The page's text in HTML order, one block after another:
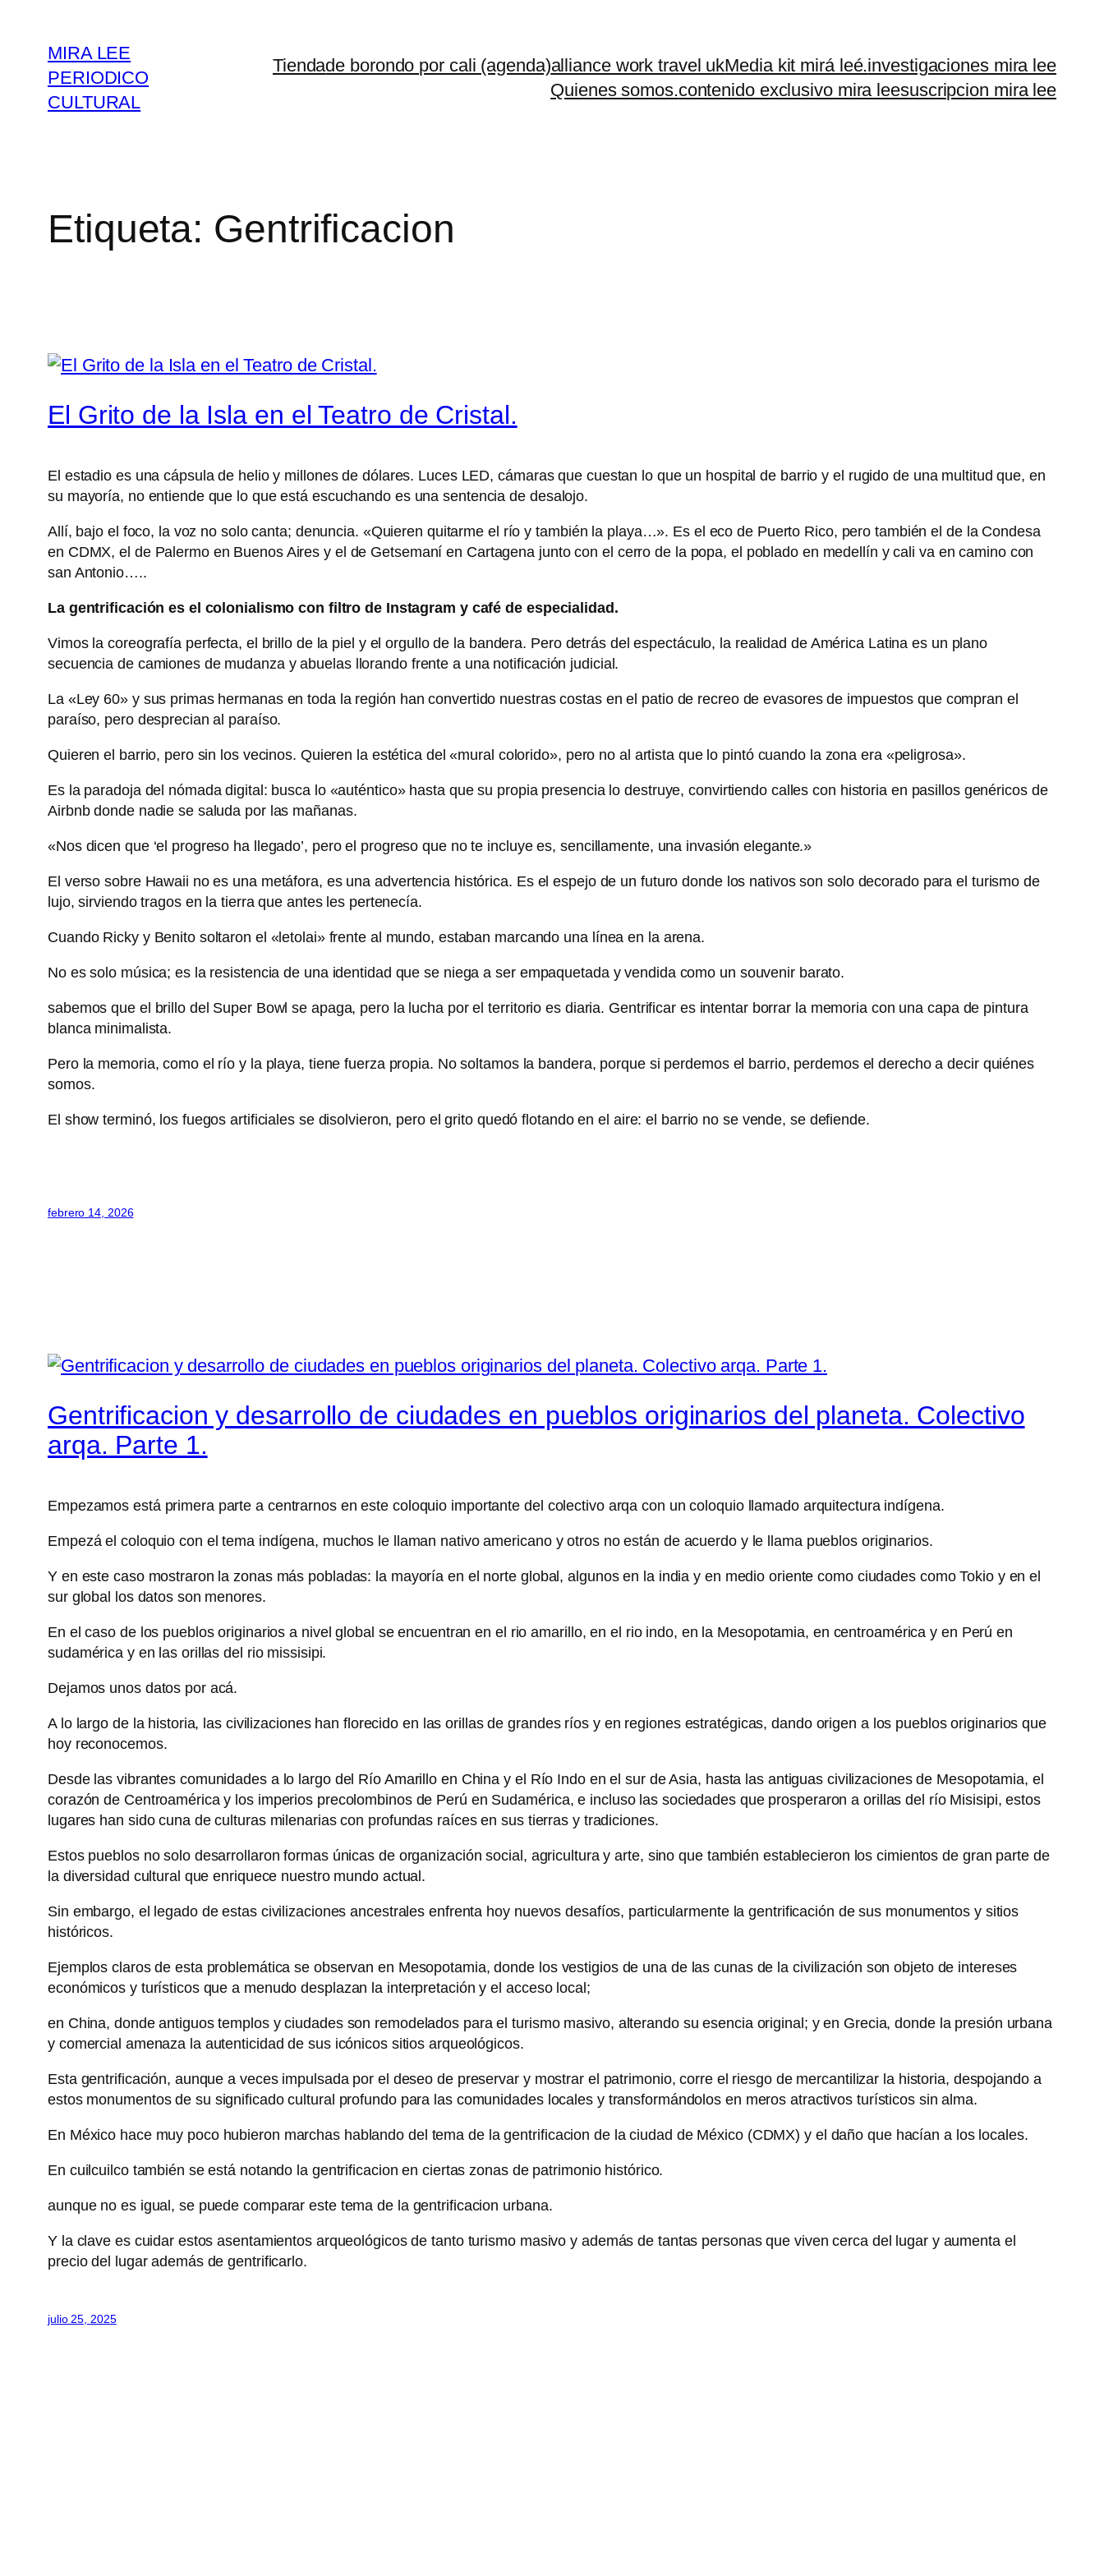
contenido
MIRA LEE
PERIODICO
CULTURAL
Tiendade borondo por cali (agenda)alliance work travel ukMedia kit mirá leé.investigaciones mira lee
Quienes somos.contenido exclusivo mira leesuscripcion mira lee
Etiqueta: Gentrificacion
El Grito de la Isla en el Teatro de Cristal.
El estadio es una cápsula de helio y millones de dólares. Luces LED, cámaras que cuestan lo que un hospital de barrio y el rugido de una multitud que, en
su mayoría, no entiende que lo que está escuchando es una sentencia de desalojo.
Allí, bajo el foco, la voz no solo canta; denuncia. «Quieren quitarme el río y también la playa…». Es el eco de Puerto Rico, pero también el de la Condesa
en CDMX, el de Palermo en Buenos Aires y el de Getsemaní en Cartagena junto con el cerro de la popa, el poblado en medellín y cali va en camino con
san Antonio…..
La gentrificación es el colonialismo con filtro de Instagram y café de especialidad.
Vimos la coreografía perfecta, el brillo de la piel y el orgullo de la bandera. Pero detrás del espectáculo, la realidad de América Latina es un plano
secuencia de camiones de mudanza y abuelas llorando frente a una notificación judicial.
La «Ley 60» y sus primas hermanas en toda la región han convertido nuestras costas en el patio de recreo de evasores de impuestos que compran el
paraíso, pero desprecian al paraíso.
Quieren el barrio, pero sin los vecinos. Quieren la estética del «mural colorido», pero no al artista que lo pintó cuando la zona era «peligrosa».
Es la paradoja del nómada digital: busca lo «auténtico» hasta que su propia presencia lo destruye, convirtiendo calles con historia en pasillos genéricos de
Airbnb donde nadie se saluda por las mañanas.
«Nos dicen que ‘el progreso ha llegado’, pero el progreso que no te incluye es, sencillamente, una invasión elegante.»
El verso sobre Hawaii no es una metáfora, es una advertencia histórica. Es el espejo de un futuro donde los nativos son solo decorado para el turismo de
lujo, sirviendo tragos en la tierra que antes les pertenecía.
Cuando Ricky y Benito soltaron el «letolai» frente al mundo, estaban marcando una línea en la arena.
No es solo música; es la resistencia de una identidad que se niega a ser empaquetada y vendida como un souvenir barato.
sabemos que el brillo del Super Bowl se apaga, pero la lucha por el territorio es diaria. Gentrificar es intentar borrar la memoria con una capa de pintura
blanca minimalista.
Pero la memoria, como el río y la playa, tiene fuerza propia. No soltamos la bandera, porque si perdemos el barrio, perdemos el derecho a decir quiénes
somos.
El show terminó, los fuegos artificiales se disolvieron, pero el grito quedó flotando en el aire: el barrio no se vende, se defiende.
febrero 14, 2026
Gentrificacion y desarrollo de ciudades en pueblos originarios del planeta. Colectivo
arqa. Parte 1.
Empezamos está primera parte a centrarnos en este coloquio importante del colectivo arqa con un coloquio llamado arquitectura indígena.
Empezá el coloquio con el tema indígena, muchos le llaman nativo americano y otros no están de acuerdo y le llama pueblos originarios.
Y en este caso mostraron la zonas más pobladas: la mayoría en el norte global, algunos en la india y en medio oriente como ciudades como Tokio y en el
sur global los datos son menores.
En el caso de los pueblos originarios a nivel global se encuentran en el rio amarillo, en el rio indo, en la Mesopotamia, en centroamérica y en Perú en
sudamérica y en las orillas del rio missisipi.
Dejamos unos datos por acá.
A lo largo de la historia, las civilizaciones han florecido en las orillas de grandes ríos y en regiones estratégicas, dando origen a los pueblos originarios que
hoy reconocemos.
Desde las vibrantes comunidades a lo largo del Río Amarillo en China y el Río Indo en el sur de Asia, hasta las antiguas civilizaciones de Mesopotamia, el
corazón de Centroamérica y los imperios precolombinos de Perú en Sudamérica, e incluso las sociedades que prosperaron a orillas del río Misisipi, estos
lugares han sido cuna de culturas milenarias con profundas raíces en sus tierras y tradiciones.
Estos pueblos no solo desarrollaron formas únicas de organización social, agricultura y arte, sino que también establecieron los cimientos de gran parte de
la diversidad cultural que enriquece nuestro mundo actual.
Sin embargo, el legado de estas civilizaciones ancestrales enfrenta hoy nuevos desafíos, particularmente la gentrificación de sus monumentos y sitios
históricos.
Ejemplos claros de esta problemática se observan en Mesopotamia, donde los vestigios de una de las cunas de la civilización son objeto de intereses
económicos y turísticos que a menudo desplazan la interpretación y el acceso local;
en China, donde antiguos templos y ciudades son remodelados para el turismo masivo, alterando su esencia original; y en Grecia, donde la presión urbana
y comercial amenaza la autenticidad de sus icónicos sitios arqueológicos.
Esta gentrificación, aunque a veces impulsada por el deseo de preservar y mostrar el patrimonio, corre el riesgo de mercantilizar la historia, despojando a
estos monumentos de su significado cultural profundo para las comunidades locales y transformándolos en meros atractivos turísticos sin alma.
En México hace muy poco hubieron marchas hablando del tema de la gentrificacion de la ciudad de México (CDMX) y el daño que hacían a los locales.
En cuilcuilco también se está notando la gentrificacion en ciertas zonas de patrimonio histórico.
aunque no es igual, se puede comparar este tema de la gentrificacion urbana.
Y la clave es cuidar estos asentamientos arqueológicos de tanto turismo masivo y además de tantas personas que viven cerca del lugar y aumenta el
precio del lugar además de gentrificarlo.
julio 25, 2025